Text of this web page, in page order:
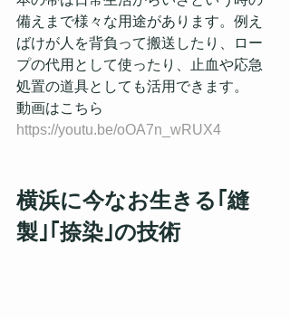
備えまで様々な用途があります。例え
ばけが人を背負って搬送したり、ロー
プの代用として使ったり、止血や応急
処置の道具としても活用できます。
動画はこちら
https://youtu.be/oOA7n_wRUX4
横浜に今なお生きる｢縫
製｣｢捺染｣の技術